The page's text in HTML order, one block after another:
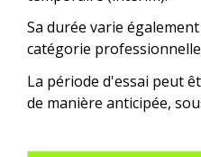
Sa durée varie
catégorie
La période d'essai peut
de manière anticipée,